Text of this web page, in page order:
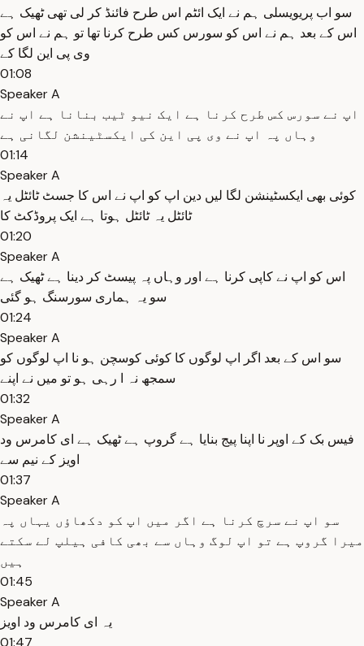
سو اب پریویسلی ہم نے ایک ائٹم اس طرح فائنڈ کر لی تھی ٹھیک ہے
اس کے بعد ہم نے اس کو سورس کس طرح کرنا تھا تو ہم نے اس کو
وی پی این لگا کے
01:08
Speaker A
اپ نے سورس کس طرح کرنا ہے ایک نیو ٹیب بنانا ہے اپ نے
وہاں پہ اپ نے وی پی این کی ایکسٹینشن لگانی ہے
01:14
Speaker A
کوئی بھی ایکسٹینشن لگا لیں دین اپ کو اپ نے اس کا جسٹ ٹائٹل یہ
ٹائٹل یہ ٹائٹل ہوتا ہے ایک پروڈکٹ کا
01:20
Speaker A
اس کو اپ نے کاپی کرنا ہے اور وہاں پہ پیسٹ کر دینا ہے ٹھیک ہے
سو یہ ہماری سورسنگ ہو گئی
01:24
Speaker A
سو اس کے بعد اگر اپ لوگوں کا کوئی کوسچن ہو نا اپ لوگوں کو
سمجھ نہ ا رہی ہو تو میں نے اپنے
01:32
Speaker A
فیس بک کے اوپر نا اپنا پیج بنایا ہے گروپ ہے ٹھیک ہے ای کامرس ود
اویز کے نیم سے
01:37
Speaker A
سو اپ نے سرچ کرنا ہے اگر میں اپ کو دکھاؤں یہاں پہ
میرا گروپ ہے تو اپ لوگ وہاں سے بھی کافی ہیلپ لے سکتے
ہیں
01:45
Speaker A
یہ ای کامرس ود اویز
01:47